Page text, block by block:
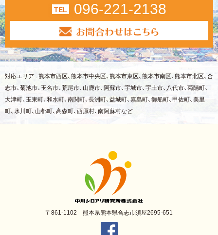
TEL 096-221-2138
対応エリア : 熊本市西区、熊本市中央区、熊本市東区、熊本市南区、熊本市北区、合
志市、菊池市、玉名市、荒尾市、山鹿市、阿蘇市、宇城市、宇土市、八代市、菊陽町、
大津町、玉東町、和水町、南関町、長洲町、益城町、嘉島町、御船町、甲佐町、美里
町、氷川町、山都町、高森町、西原村、南阿蘇村など
〒861-1102 熊本県熊本県合志市須屋2695-651